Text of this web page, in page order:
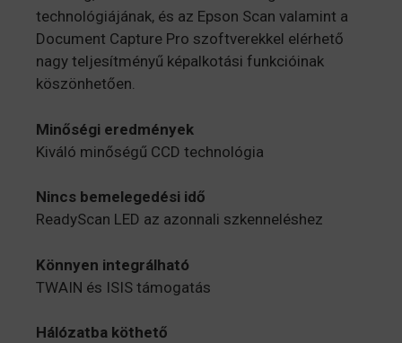
technológiájának, és az Epson Scan valamint a
Document Capture Pro szoftverekkel elérhető
nagy teljesítményű képalkotási funkcióinak
köszönhetően.
Minőségi eredmények
Kiváló minőségű CCD technológia
Nincs bemelegedési idő
ReadyScan LED az azonnali szkenneléshez
Könnyen integrálható
TWAIN és ISIS támogatás
Hálózatba köthető